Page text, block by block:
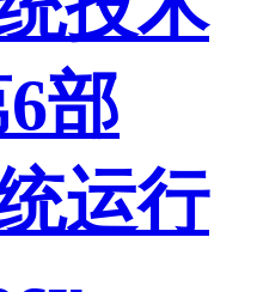
部
运行